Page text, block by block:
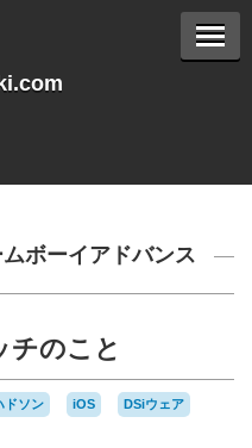
ボーイアドバンス
チのこと
ドソン iOS
DSiウェア